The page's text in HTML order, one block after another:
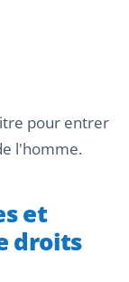
pour entrer
l'homme.
et
droits